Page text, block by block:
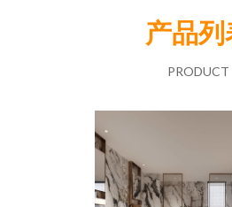
产品列
PRODUCT